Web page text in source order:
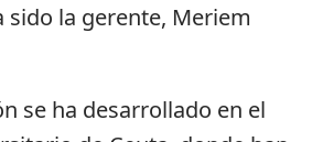
sido la gerente, Meriem
se ha desarrollado en el